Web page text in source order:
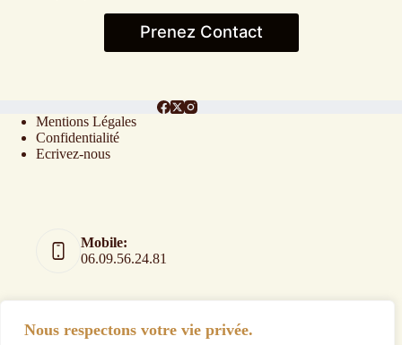
Nous respectons votre vie privée.
Prenez Contact
Mentions Légales
Confidentialité
Ecrivez-nous
Mobile:
06.09.56.24.81